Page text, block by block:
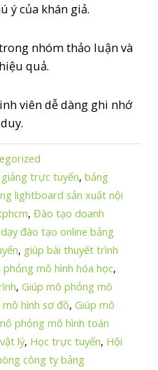
ý của khán giả.
nhóm thảo luận và
quả.
viên dễ dàng ghi nhớ
giảng trực tuyến,bảng
lightboard sản xuất nội
,Đào tạo doanh
đào tạo online bảng
, giúp bài thuyết trình
phỏng mô hình hóa học,
,Giúp mô phỏng mô
hình sơ đồ,Giúp mô
phỏng mô hình toán
lý, Học trực tuyến, Hội
công ty bảng